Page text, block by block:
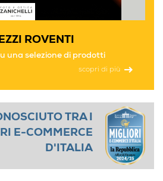
ROVENTI
una selezione di prodotti
scopri di più
TRA I
E-COMMERCE
D'ITALIA